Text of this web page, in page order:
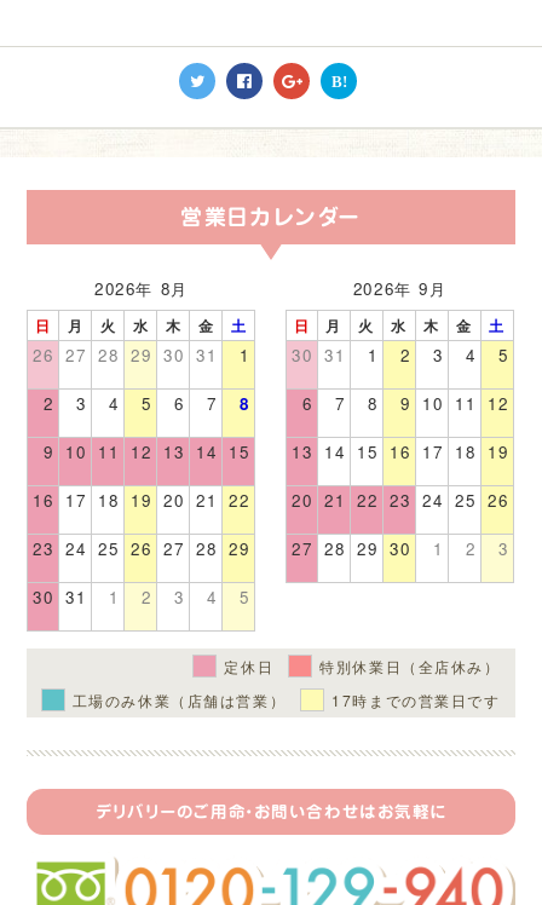
営業日カレンダー
2026年 8月
日 月 火 水 木 金 土
26 27 28 29 30 31 1
2 3 4 5 6 7 8
9 10 11 12 13 14 15
16 17 18 19 20 21 22
23 24 25 26 27 28 29
30 31 1 2 3 4 5
2026年 9月
日 月 火 水 木 金 土
30 31 1 2 3 4 5
6 7 8 9 10 11 12
13 14 15 16 17 18 19
20 21 22 23 24 25 26
27 28 29 30 1 2 3
定休日
特別休業日（全店休み）
工場のみ休業（店舗は営業）
17時までの営業日です
デリバリーのご用命・お問い合わせはお気軽に
B!